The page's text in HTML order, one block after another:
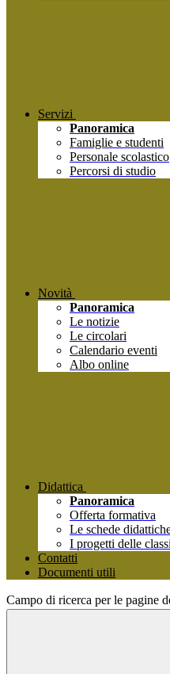
Servizi
Panoramica
Famiglie e studenti
Personale scolastico
Percorsi di studio
Novità
Panoramica
Le notizie
Le circolari
Calendario eventi
Albo online
Didattica
Panoramica
Offerta formativa
Le schede
I progetti delle classi
Contatti
Documenti utili
Campo di ricerca per le pagine